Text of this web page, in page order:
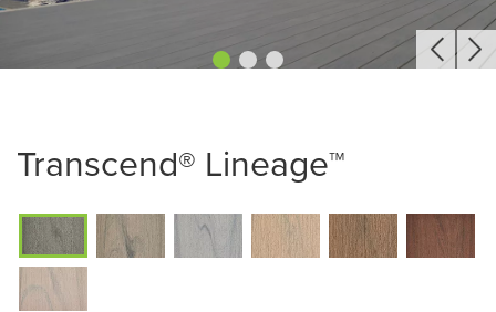
Transcend® Lineage™